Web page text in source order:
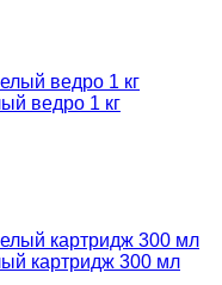
ведро 1 кг
картридж 300 мл